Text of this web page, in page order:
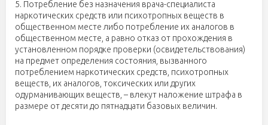
5. Потребление без назначения врача-специалиста
наркотических средств или психотропных веществ в
общественном месте либо потребление их аналогов в
общественном месте, а равно отказ от прохождения в
установленном порядке проверки (освидетельствования)
на предмет определения состояния, вызванного
потреблением наркотических средств, психотропных
веществ, их аналогов, токсических или других
одурманивающих веществ, – влекут наложение штрафа в
размере от десяти до пятнадцати базовых величин.